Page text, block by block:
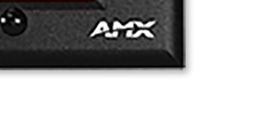
产品存档